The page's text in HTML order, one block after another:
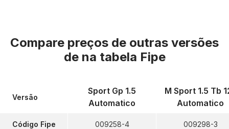
Compare preços de outras versões
de na tabela Fipe
Versão
Código Fipe
Sport Gp 1.5
Automatico
009258-4
M Sport 1.5 Tb
Automatico
009298-3